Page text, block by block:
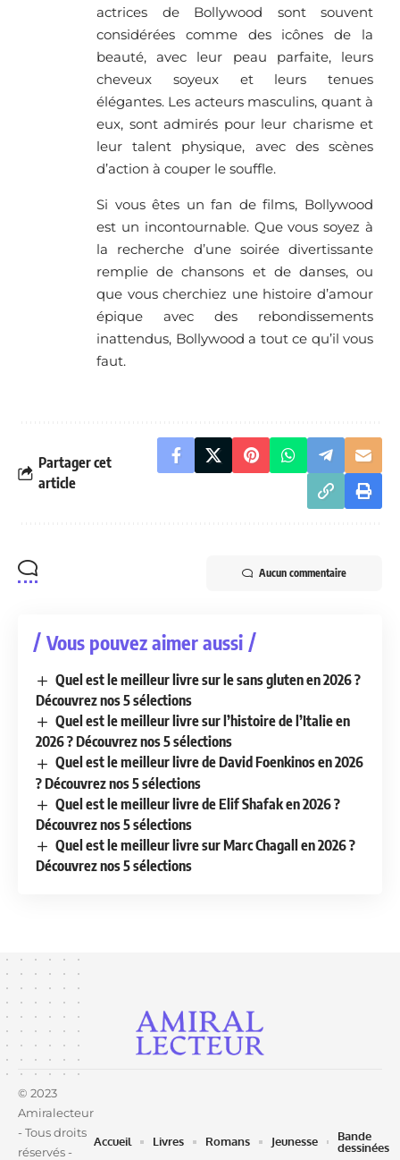
actrices de Bollywood sont souvent
considérées comme des icônes de la
beauté, avec leur peau parfaite, leurs
cheveux soyeux et leurs tenues
élégantes. Les acteurs masculins, quant à
eux, sont admirés pour leur charisme et
leur talent physique, avec des scènes
d’action à couper le souffle.
Si vous êtes un fan de films, Bollywood
est un incontournable. Que vous soyez à
la recherche d’une soirée divertissante
remplie de chansons et de danses, ou
que vous cherchiez une histoire d’amour
épique avec des rebondissements
inattendus, Bollywood a tout ce qu’il vous
faut.
Partager cet
article
Aucun commentaire
Vous pouvez aimer aussi
Quel est le meilleur livre sur le sans gluten en 2026 ?
Découvrez nos 5 sélections
Quel est le meilleur livre sur l’histoire de l’Italie en
2026 ? Découvrez nos 5 sélections
Quel est le meilleur livre de David Foenkinos en 2026
? Découvrez nos 5 sélections
Quel est le meilleur livre de Elif Shafak en 2026 ?
Découvrez nos 5 sélections
Quel est le meilleur livre sur Marc Chagall en 2026 ?
Découvrez nos 5 sélections
© 2023
Amiralecteur
- Tous droits
réservés -
Accueil Livres Romans Jeunesse
Bande
dessinées